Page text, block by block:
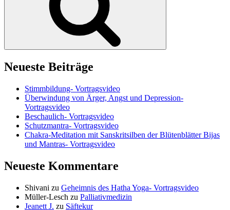
Neueste Beiträge
Stimmbildung- Vortragsvideo
Überwindung von Ärger, Angst und Depression-
Vortragsvideo
Beschaulich- Vortragsvideo
Schutzmantra- Vortragsvideo
Chakra-Meditation mit Sanskritsilben der Blütenblätter Bijas
und Mantras- Vortragsvideo
Neueste Kommentare
Shivani zu Geheimnis des Hatha Yoga- Vortragsvideo
Müller-Lesch zu Palliativmedizin
Jeanett J. zu Säftekur